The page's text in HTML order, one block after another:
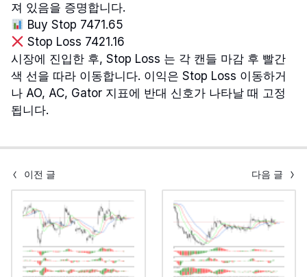
져 있음을 증명합니다.
Buy Stop 7471.65
Stop Loss 7421.16
시장에 진입한 후, Stop Loss 는 각 캔들 마감 후 빨간
색 선을 따라 이동합니다. 이익은 Stop Loss 이동하거
나 AO, AC, Gator 지표에 반대 신호가 나타날 때 고정
됩니다.
이전 글 다음 글